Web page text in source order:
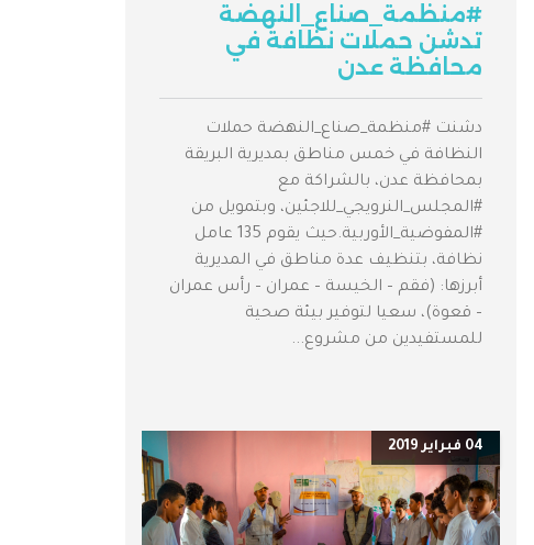
#منظمة_صناع_النهضة
تدشن حملات نظافة في
محافظة عدن
دشنت #منظمة_صناع_النهضة حملات
النظافة في خمس مناطق بمديرية البريقة
بمحافظة عدن، بالشراكة مع
#المجلس_النرويجي_للاجئين، وبتمويل من
#المفوضية_الأوربية.حيث يقوم 135 عامل
نظافة، بتنظيف عدة مناطق في المديرية
أبرزها: (فقم – الخيسة – عمران – رأس عمران
– قعوة)، سعيا لتوفير بيئة صحية
للمستفيدين من مشروع...
04 فبراير 2019